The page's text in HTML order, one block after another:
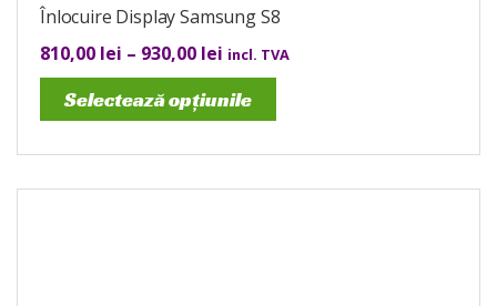
Înlocuire Display Samsung S8
810,00 lei – 930,00 lei incl. TVA
Selectează opțiunile